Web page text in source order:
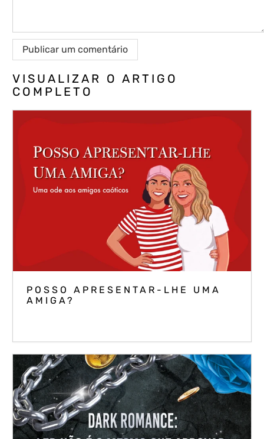
VISUALIZAR O ARTIGO
COMPLETO
POSSO APRESENTAR-LHE UMA
AMIGA?